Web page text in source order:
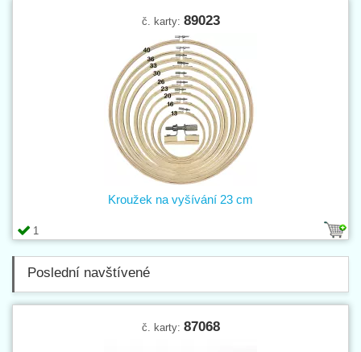
č. karty: 89023
1
Kroužek na vyšívání 23 cm
Poslední navštívené
č. karty: 87068